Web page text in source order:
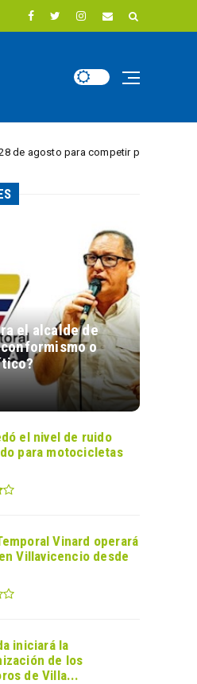
competir por 10.000 euros en
el alcalde de
o
el nivel de ruido
para motocicletas
Vinard operará
Villavicencio desde
iniciará la
de los
de Villa...